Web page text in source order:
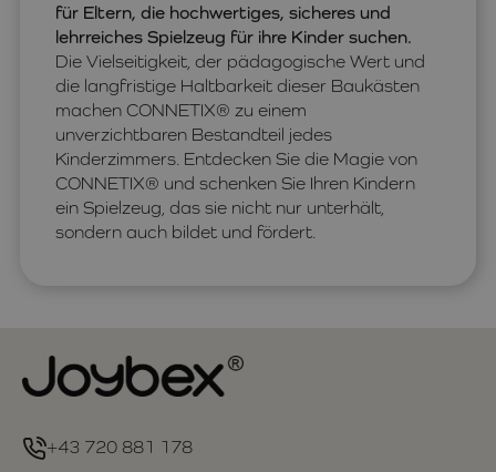
für Eltern, die hochwertiges, sicheres und
lehrreiches Spielzeug für ihre Kinder suchen.
Die Vielseitigkeit, der pädagogische Wert und
die langfristige Haltbarkeit dieser Baukästen
machen CONNETIX® zu einem
unverzichtbaren Bestandteil jedes
Kinderzimmers. Entdecken Sie die Magie von
CONNETIX® und schenken Sie Ihren Kindern
ein Spielzeug, das sie nicht nur unterhält,
sondern auch bildet und fördert.
+43 720 881 178